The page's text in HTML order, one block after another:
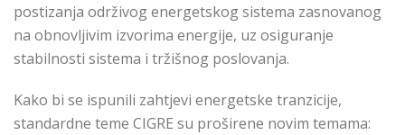
postizanja održivog energetskog sistema zasnovanog
na obnovljivim izvorima energije, uz osiguranje
stabilnosti sistema i tržišnog poslovanja.
Kako bi se ispunili zahtjevi energetske tranzicije,
standardne teme CIGRE su proširene novim temama: